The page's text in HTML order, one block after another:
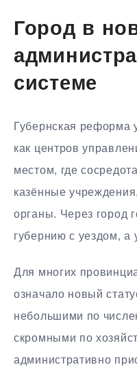
Город в
системе
Губернская реформа
как центров
местом, где
казённые
органы. Через город
губернию с уездом,
Для многих
означало новый
небольшими по
скромными по
административно